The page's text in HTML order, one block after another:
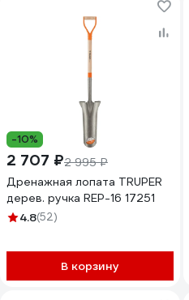
-10%
2 707 ₽2 995 ₽
Дренажная лопата TRUPER
дерев. ручка REР-16 17251
4.8(52)
В корзину